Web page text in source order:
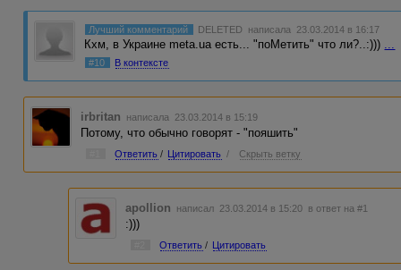
Лучший комментарий DELETED написала 23.03.2014 в 16:17
Кхм, в Украине meta.ua есть... "поМетить" что ли?..:))) ...
#10 В контексте
irbritan написала 23.03.2014 в 15:19
Потому, что обычно говорят - "пояшить"
Ответить / Цитировать / Скрыть ветку
apollion написал 23.03.2014 в 15:20 в ответ на #1
:)))
Ответить / Цитировать